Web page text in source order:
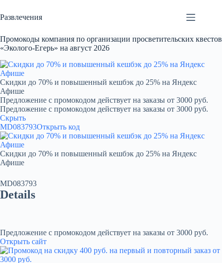
к
сути
Развлечения
Промокоды компания по организации просветительских квестов
«Эколого-Егерь» на август 2026
Скидки до 70% и повышенный кешбэк до 25% на Яндекс
Афише
Предложение с промокодом действует на заказы от 3000 руб.
Предложение с промокодом действует на заказы от 3000 руб.
Скрыть
MD083793Открыть код
Скидки до 70% и повышенный кешбэк до 25% на Яндекс
Афише
MD083793
Details
Предложение с промокодом действует на заказы от 3000 руб.
Открыть сайт